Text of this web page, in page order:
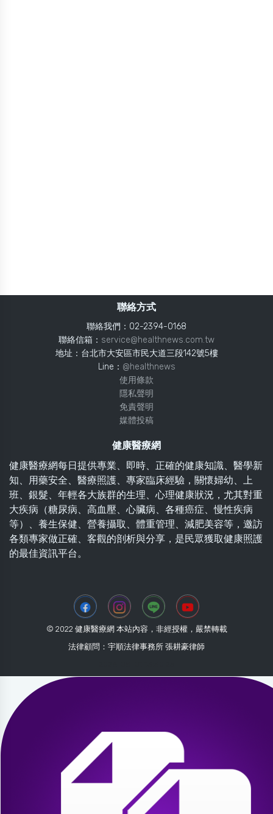
聯絡方式
聯絡我們：02-2394-0168
聯絡信箱： service@healthnews.com.tw
地址：台北市大安區市民大道三段142號5樓
Line： @healthnews
使用條款
隱私聲明
免責聲明
媒體投稿
健康醫療網
健康醫療網每日提供專業、即時、正確的健康知識、醫學新
知、用藥安全、醫療照護、專家臨床經驗，關懷婦幼、上
班、銀髮、年輕各大族群的生理、心理健康狀況，尤其對重
大疾病（糖尿病、高血壓、心臟病、各種癌症、慢性疾病
等）、養生保健、營養攝取、體重管理、減肥美容等，邀訪
各類專家做正確、客觀的剖析與分享，是民眾獲取健康照護
的最佳資訊平台。
© 2022 健康醫療網 本站內容，非經授權，嚴禁轉載
法律顧問：宇順法律事務所 張耕豪律師